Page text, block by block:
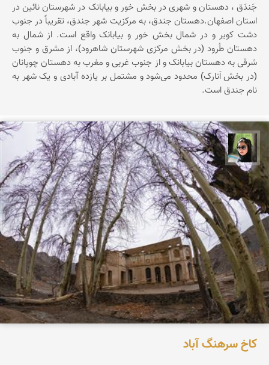
جَندَق‌ ، دهستان‌ و شهری‌ در بخش‌ خور و بیابانک‌ در شهرستان‌ نائین‌ در
استان‌ اصفهان‌.دهستان‌ جندق‌، به‌ مرکزیت‌ شهر جندق‌، تقریباً در جنوب‌
دشت‌ کویر و در شمال‌ بخش‌ خور و بیابانک‌ واقع‌ است‌. از شمال‌ به‌
دهستان‌ طُرود (در بخش‌ مرکزی‌ شهرستان‌ شاهرود)، از مشرق‌ و جنوب‌
شرقی‌ به‌ دهستان‌ بیابانک‌ و از جنوب‌ غربی‌ و مغرب‌ به‌ دهستان‌ چوپانان‌
(در بخش‌ اَنارک‌) محدود می‌شود و مشتمل‌ بر یازده‌ آبادی‌ و یک‌ شهر به‌
نام‌ جندق‌ است‌.
سپیده اصلان
کاخ سرهنگ آباد